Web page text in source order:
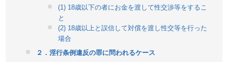
(1) 18歳以下の者にお金を渡して性交渉等をするこ
と
(2) 18歳以上と誤信して対償を渡し性交等を行った
場合
２．淫行条例違反の罪に問われるケース